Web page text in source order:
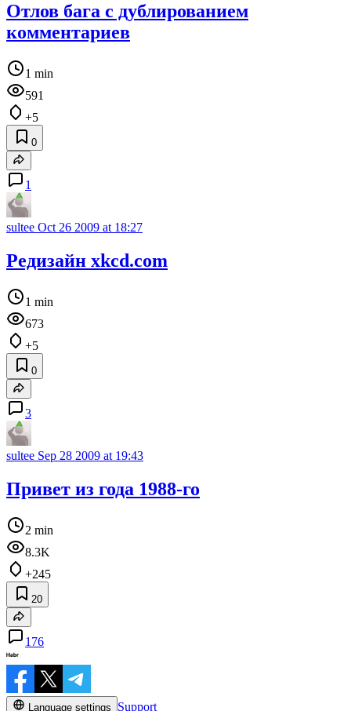
Отлов бага с дублированием
комментариев
1 min
591
+5
0
1
sultee Oct 26 2009 at 18:27
Редизайн xkcd.com
1 min
673
+5
0
3
sultee Sep 28 2009 at 19:43
Привет из года 1988-го
2 min
8.3K
+245
20
176
Language settings Support